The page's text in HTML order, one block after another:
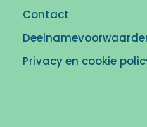
Contact
Privacy en cookie